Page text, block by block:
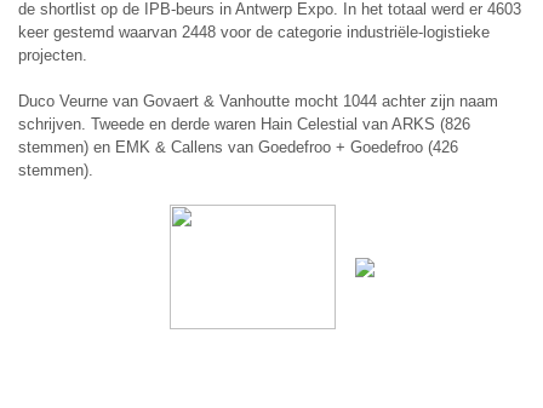
de shortlist op de IPB-beurs in Antwerp Expo. In het totaal werd er 4603
keer gestemd waarvan 2448 voor de categorie industriële-logistieke
projecten.
Duco Veurne van Govaert & Vanhoutte mocht 1044 achter zijn naam
schrijven. Tweede en derde waren Hain Celestial van ARKS (826
stemmen) en EMK & Callens van Goedefroo + Goedefroo (426
stemmen).